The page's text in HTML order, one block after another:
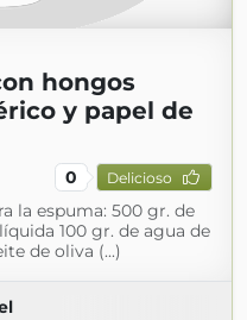
hongos
y papel de
0 Delicioso
la espuma: 500 gr. de
100 gr. de agua de
de oliva (...)